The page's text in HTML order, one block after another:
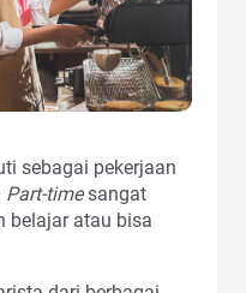
sebagai pekerjaan
Part-timesangat
belajar atau bisa